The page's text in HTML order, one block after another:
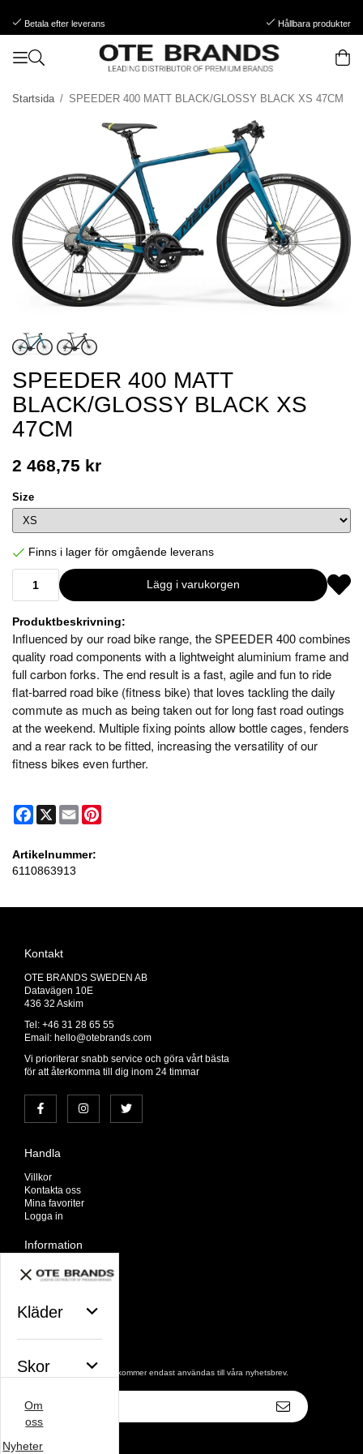
Betala efter leverans Hållbara produkter
Kläder
Skor
Väskor
Startsida / SPEEDER 400 MATT BLACK/GLOSSY BLACK XS 47CM
SPEEDER 400 MATT
BLACK/GLOSSY BLACK XS
47CM
2 468,75 kr
Size
Finns i lager för omgående leverans
Lägg i varukorgen
Produktbeskrivning:
Influenced by our road bike range, the SPEEDER 400 combines
quality road components with a lightweight aluminium frame and
full carbon forks. The end result is a fast, agile and fun to ride
flat-barred road bike (fitness bike) that loves tackling the daily
commute as much as being taken out for long fast road outings
at the weekend. Multiple fixing points allow bottle cages, fenders
and a rear rack to be fitted, increasing the versatility of our
fitness bikes even further.
Facebook
X Email
Artikelnummer:
6110863913
Kontakt
OTE BRANDS SWEDEN AB
Datavägen 10E
436 32 Askim
Tel: +46 31 28 65 55
Email: hello@otebrands.com
Vi prioriterar snabb service och göra vårt bästa
för att återkomma till dig inom 24 timmar
Handla
Villkor
Kontakta oss
Mina favoriter
Logga in
Information
Om oss
Nyheter
Avtalskund
Om cookies
De uppgifter du matar in kommer endast användas till våra nyhetsbrev.
postadress
Om
oss
Nyheter